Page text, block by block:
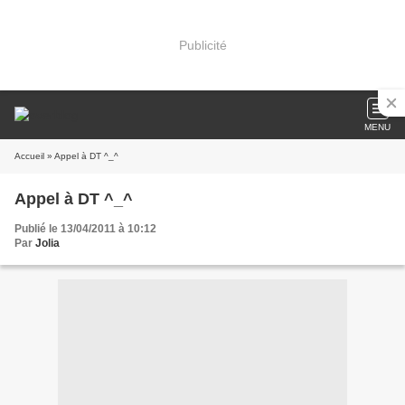
Publicité
MENU
Accueil » Appel à DT ^_^
Appel à DT ^_^
Publié le 13/04/2011 à 10:12
Par Jolia